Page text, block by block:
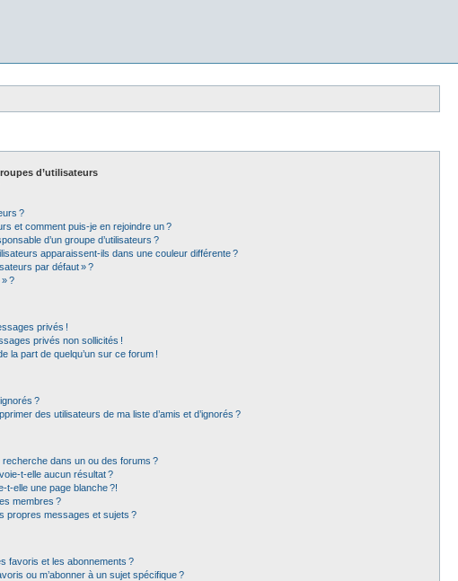
d’utilisateurs
?
et comment puis-je en rejoindre un ?
d’un groupe d’utilisateurs ?
apparaissent-ils dans une couleur différente ?
par défaut » ?
» ?
privés !
privés non sollicités !
la part de quelqu’un sur ce forum !
?
des utilisateurs de ma liste d’amis et d’ignorés ?
dans un ou des forums ?
t-elle aucun résultat ?
t-elle une page blanche ?!
membres ?
propres messages et sujets ?
favoris et les abonnements ?
ou m’abonner à un sujet spécifique ?